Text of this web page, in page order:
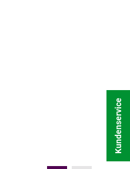
Kundenservice